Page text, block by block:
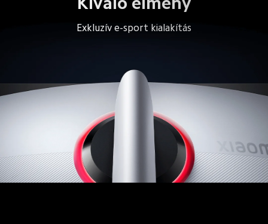
Exkluzív e-sport kialakítás